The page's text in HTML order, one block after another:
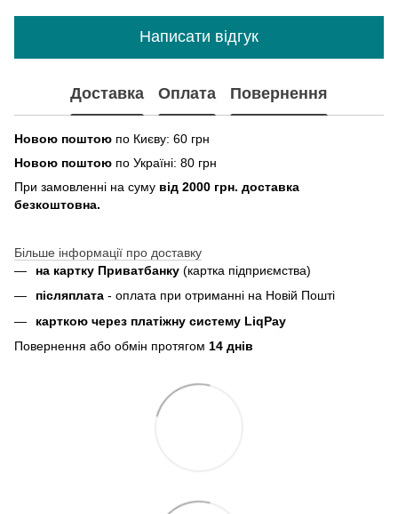
Написати відгук
Доставка Оплата Повернення
Новою поштою по Києву: 60 грн
Новою поштою по Україні: 80 грн
При замовленні на суму від 2000 грн. доставка
безкоштовна.
Більше інформації про доставку
на картку Приватбанку (картка підприємства)
пiсляплата - оплата при отриманнi на Новій Пошті
карткою через платіжну систему LiqPay
Повернення або обмін протягом 14 днів